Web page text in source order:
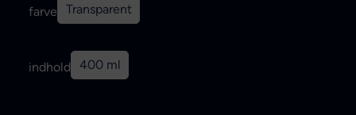
farve Transparent
indhold 400 ml